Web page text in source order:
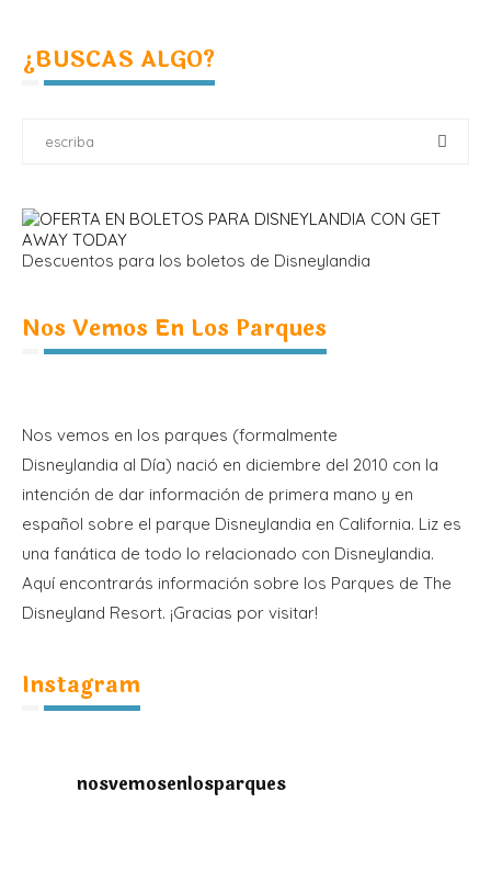
¿BUSCAS ALGO?
Descuentos para los boletos de Disneylandia
Nos Vemos En Los Parques
Nos vemos en los parques (formalmente
Disneylandia al Día) nació en diciembre del 2010 con la
intención de dar información de primera mano y en
español sobre el parque Disneylandia en California. Liz es
una fanática de todo lo relacionado con Disneylandia.
Aquí encontrarás información sobre los Parques de The
Disneyland Resort. ¡Gracias por visitar!
Instagram
nosvemosenlosparques